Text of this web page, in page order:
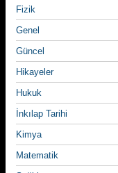
Fizik
Genel
Güncel
Hikayeler
Hukuk
İnkılap Tarihi
Kimya
Matematik